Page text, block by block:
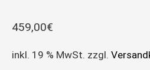
459,00€
inkl. 19 % MwSt. zzgl.